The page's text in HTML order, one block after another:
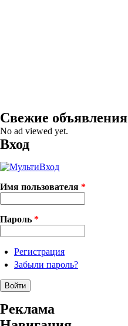
Свежие объявления
No ad viewed yet.
Вход
Имя пользователя *
Пароль *
Регистрация
Забыли пароль?
Реклама